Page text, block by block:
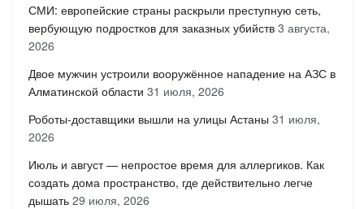
СМИ: европейские страны раскрыли преступную сеть,
вербующую подростков для заказных убийств 3 августа,
2026
Двое мужчин устроили вооружённое нападение на АЗС в
Алматинской области 31 июля, 2026
Роботы-доставщики вышли на улицы Астаны 31 июля,
2026
Июль и август — непростое время для аллергиков. Как
создать дома пространство, где действительно легче
дышать 29 июля, 2026